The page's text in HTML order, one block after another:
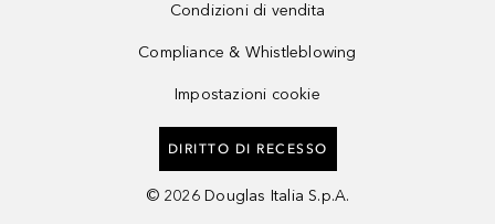
Condizioni di vendita
Compliance & Whistleblowing
Impostazioni cookie
DIRITTO DI RECESSO
© 2026 Douglas Italia S.p.A.